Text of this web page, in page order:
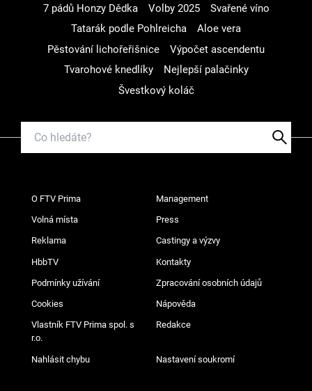
7 pádů Honzy Dědka
Volby 2025
Svařené víno
Tatarák podle Pohlreicha
Aloe vera
Pěstování lichořeřišnice
Výpočet ascendentu
Tvarohové knedlíky
Nejlepší palačinky
Švestkový koláč
O FTV Prima Management
Volná místa Press
Reklama Castingy a výzvy
HbbTV Kontakty
Podmínky užívání Zpracování osobních údajů
Cookies Nápověda
Vlastník FTV Prima spol. s
r.o.
Redakce
Nahlásit chybu Nastavení soukromí